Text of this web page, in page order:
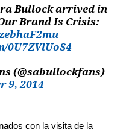
Bullock arrived in
Brand Is Crisis:
(@sabullockfans)
9, 2014
con la visita de la